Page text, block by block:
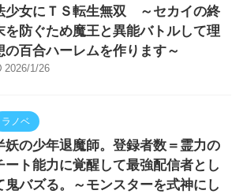
少女にＴＳ転生無双 ～セカイの終
を防ぐため魔王と異能バトルして理
の百合ハーレムを作ります～
2026/1/26
ラノベ
妖の少年退魔師。登録者数＝霊力の
ート能力に覚醒して最強配信者とし
鬼バズる。～モンスターを式神にし